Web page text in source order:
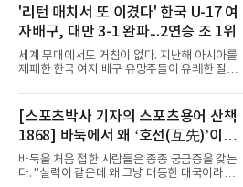
붙는다.C조에서는 양정고가 충주고를 82-35로
크게 꺾고 16강 진출을 확정했다
사우디, 11일 인도네시아, 13일 일본과 차례로
맞붙는다. FIBA 랭킹은 일본 22위, 한국 57위, 사
우디 65위, 인도네시아 94위로, 랭킹과 홈 이점
을 모두 갖춘 일본이 최대 변수다.니콜라이스 마
줄스(라트비아) 감독이 이끄는 대표팀은 지난달
6일 FIBA 월드컵 예선 1라운드 6차전에서 일본
NBA에 도전 중인 이현중을 앞세운 대표팀의 목
표는 우승이다.조별리그는 12
'리턴 매치서 또 이겼다' 한국 U-17 여
자배구, 대만 3-1 완파...2연승 조 1위
세계 무대에서도 거침이 없다. 지난해 아시아를
제패한 한국 여자 배구 유망주들이 유쾌한 질주
이하(U-17) 여자배구대표팀은 8일(한국시간) 칠
레 로스안데스에서 열린 2026 국제배구연맹
(FIVB) U-17 여자 세계선수권대회 조별리그 D조
2차전에서 대만을 세트 점수 3-1(25-19 18-25
25-13 25-15)로 꺾었다. 전날 푸에르토리코를
3-1로 물리쳤던 한국은 2연승으로 조 1위에 올
라 16강 진출에 청신호를 켰다.이날 승리는 남다
[스포츠박사 기자의 스포츠용어 산책
1868] 바둑에서 왜 ‘호선(互先)’이라
말할까
바둑을 처음 접한 사람들은 종종 궁금증을 갖는
다. "실력이 같은데 왜 그냥 대등한 대국이라고